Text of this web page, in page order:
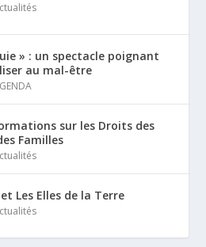
» : un spectacle poignant
au mal-être
sur les Droits des
Familles
Les Elles de la Terre